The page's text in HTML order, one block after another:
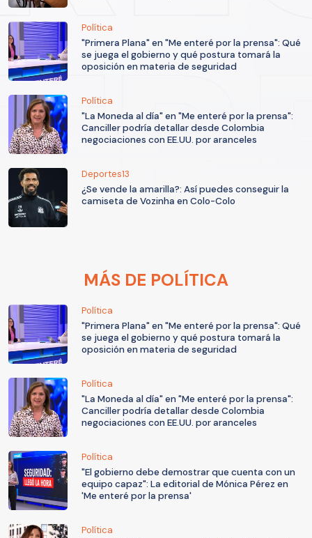
Política
"Primera Plana" en "Me enteré por la prensa": Qué
se juega el gobierno y qué postura tomará la
oposición en materia de seguridad
Política
"La Moneda al día" en "Me enteré por la prensa":
Canciller podría detallar desde Colombia
negociaciones con EE.UU. por aranceles
Deportes13
¿Se vende la amarilla?: Así puedes conseguir la
camiseta de Vozinha en Colo-Colo
MÁS DE POLÍTICA
Política
"Primera Plana" en "Me enteré por la prensa": Qué
se juega el gobierno y qué postura tomará la
oposición en materia de seguridad
Política
"La Moneda al día" en "Me enteré por la prensa":
Canciller podría detallar desde Colombia
negociaciones con EE.UU. por aranceles
Política
"El gobierno debe demostrar que cuenta con un
equipo capaz": La editorial de Mónica Pérez en
'Me enteré por la prensa'
Política